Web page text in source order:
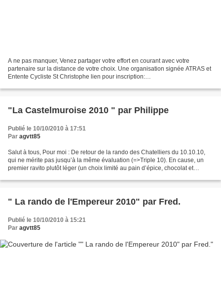
A ne pas manquer, Venez partager votre effort en courant avec votre
partenaire sur la distance de votre choix. Une organisation signée ATRAS et
Entente Cycliste St Christophe lien pour inscription:
"La Castelmuroise 2010 " par Philippe
Publié le 10/10/2010 à 17:51
Par agvtt85
Salut à tous, Pour moi : De retour de la rando des Chatelliers du 10.10.10,
qui ne mérite pas jusqu’à la même évaluation (=>Triple 10). En cause, un
premier ravito plutôt léger (un choix limité au pain d’épice, chocolat et
" La rando de l'Empereur 2010" par Fred.
Publié le 10/10/2010 à 15:21
Par agvtt85